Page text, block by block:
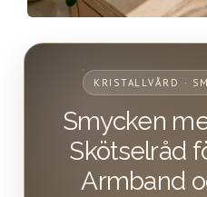
KRISTALLVÅRD ·
Smycken
Skötselråd
Armband